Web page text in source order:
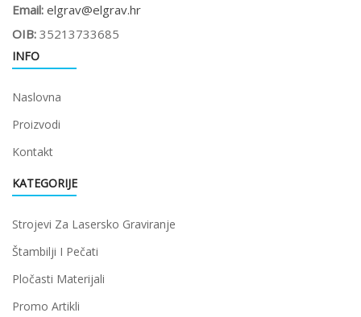
Email: elgrav@elgrav.hr
OIB: 35213733685
INFO
Naslovna
Proizvodi
Kontakt
KATEGORIJE
Strojevi Za Lasersko Graviranje
Štambilji I Pečati
Pločasti Materijali
Promo Artikli